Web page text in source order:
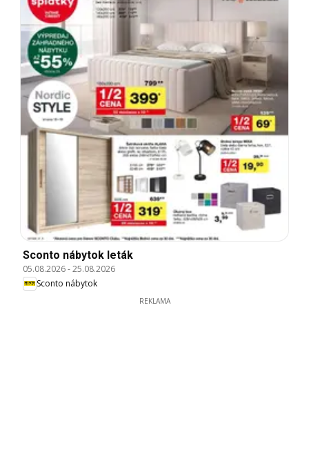
Sconto nábytok leták
05.08.2026-25.08.2026
Sconto nábytok
REKLAMA